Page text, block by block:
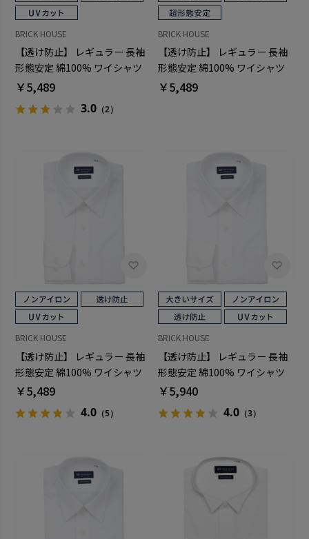
BRICK HOUSE
【透け防止】 レギュラー 長袖
形態安定 綿100% ワイシャツ
白無地
￥5,489
3.0（2）
BRICK HOUSE
【透け防止】 レギュラー 長袖
形態安定 綿100% ワイシャツ
白無地
￥5,489
BRICK HOUSE
【透け防止】 レギュラー 長袖
形態安定 綿100% ワイシャツ
白無地
￥5,489
4.0（5）
BRICK HOUSE
【透け防止】 レギュラー 長袖
形態安定 綿100% ワイシャツ
白無地 大きいサイズ
￥5,940
4.0 （3）